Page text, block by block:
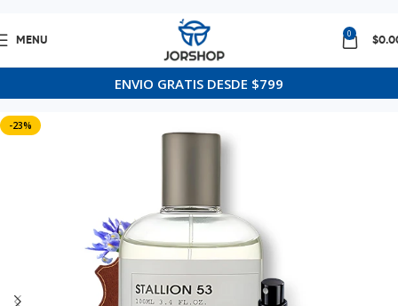
MENU
0
$
ENVIO GRATIS DESDE $799
Decants Perfumes
-23%